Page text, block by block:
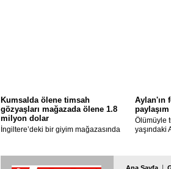
Kumsalda ölene timsah
gözyaşları mağazada ölene 1.8
milyon dolar
İngiltere’deki bir giyim mağazasında
tazminat ödenecek. Minik Aylan gibi
Avrupa’ya gitmeye çalışırken ölen
Aylan'ın
paylaşım
Ölümüyle
yaşındaki